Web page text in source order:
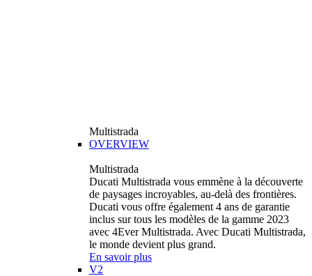
Multistrada
OVERVIEW
Multistrada
Ducati Multistrada vous emmène à la découverte
de paysages incroyables, au-delà des frontières.
Ducati vous offre également 4 ans de garantie
inclus sur tous les modèles de la gamme 2023
avec 4Ever Multistrada. Avec Ducati Multistrada,
le monde devient plus grand.
En savoir plus
V2